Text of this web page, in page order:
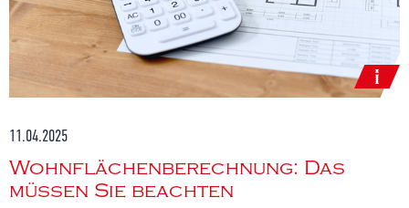
11.04.2025
Wohnflächenberechnung: Das
müssen Sie beachten